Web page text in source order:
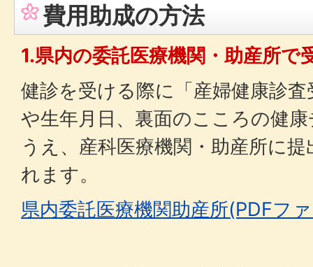
費用助成の方法
1.県内の委託医療機関・助産所で
健診を受ける際に「産婦健康診
や生年月日、裏面のこころの健
うえ、産科医療機関・助産所に
れます。
県内委託医療機関助産所(PDFフ